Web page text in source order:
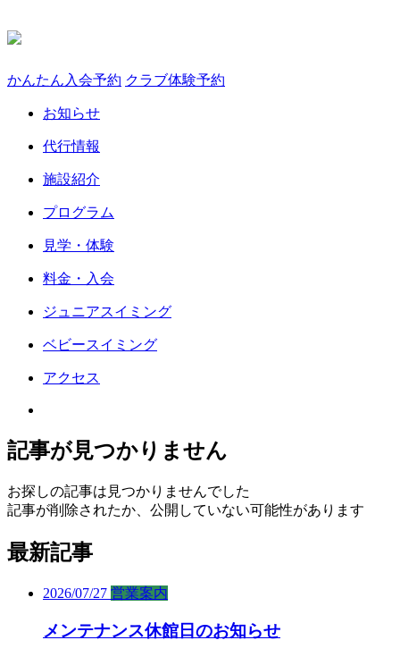
かんたん入会予約 クラブ体験予約
お知らせ
代行情報
施設紹介
プログラム
見学・体験
料金・入会
ジュニアスイミング
ベビースイミング
アクセス
記事が見つかりません
お探しの記事は見つかりませんでした
記事が削除されたか、公開していない可能性があります
最新記事
2026/07/27 営業案内
メンテナンス休館日のお知らせ